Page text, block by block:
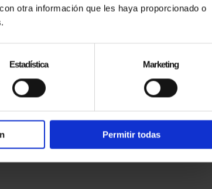
otra información que les haya proporcionado o
Estadística Marketing
Permitir todas